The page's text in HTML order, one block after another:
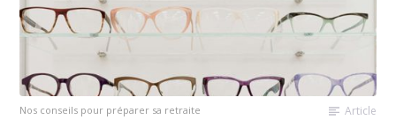
Nos conseils pour préparer sa retraite Article